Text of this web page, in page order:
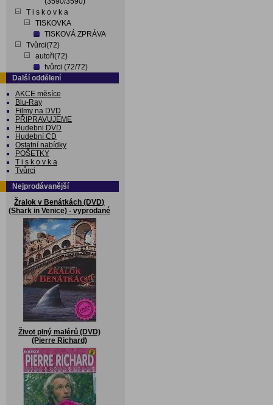
T i s k o v k a
TISKOVKA
TISKOVÁ ZPRÁVA
Tvůrci(72)
autoři(72)
tvůrci (72/72)
Další oddělení
AKCE měsíce
Blu-Ray
Filmy na DVD
PŘIPRAVUJEME
Hudebni DVD
Hudební CD
Ostatní nabídky
POŠETKY
T i s k o v k a
Tvůrci
Nejprodávanější
Žralok v Benátkách (DVD)
(Shark in Venice) - vyprodané
Život plný malérů (DVD)
(Pierre Richard)